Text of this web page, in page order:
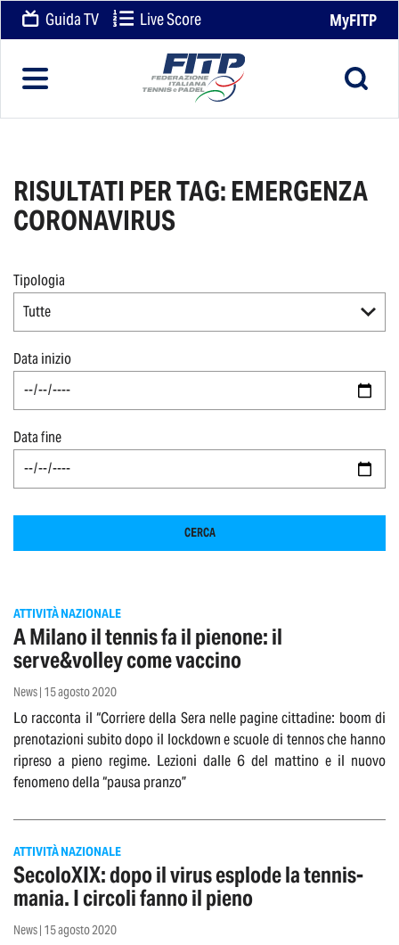
Guida TV Live Score MyFITP
RISULTATI PER TAG: EMERGENZA
CORONAVIRUS
Tipologia
Tutte
Data inizio
Data fine
CERCA
ATTIVITÀ NAZIONALE
A Milano il tennis fa il pienone: il
serve&volley come vaccino
News | 15 agosto 2020
Lo racconta il “Corriere della Sera nelle pagine cittadine: boom di
prenotazioni subito dopo il lockdown e scuole di tennos che hanno
ripreso a pieno regime. Lezioni dalle 6 del mattino e il nuovo
fenomeno della “pausa pranzo”
ATTIVITÀ NAZIONALE
SecoloXIX: dopo il virus esplode la tennis-
mania. I circoli fanno il pieno
News | 15 agosto 2020